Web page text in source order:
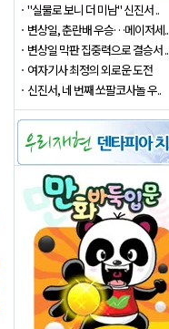
"실물로 보니 더 미남" 신진서 ..
변상일, 춘란배 우승…메이저세..
변상일 막판 집중력으로 결승서 ..
여자기사 최정의 외로운 도전
신진서, 네 번째 쏘팔코사놀 우..